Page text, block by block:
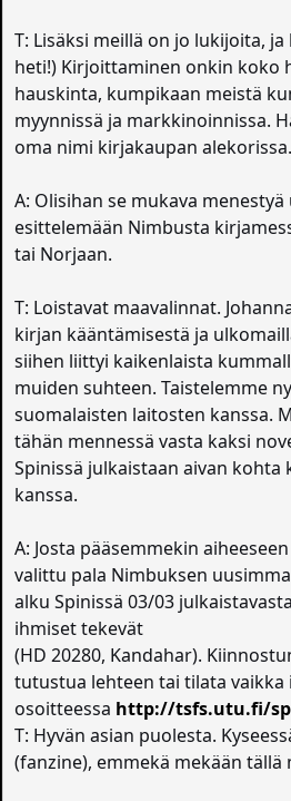
T: Lisäksi meillä on jo lukijoita,
heti!) Kirjoittaminen onkin koko
hauskinta, kumpikaan meistä
myynnissä ja markkinoinnissa.
oma nimi kirjakaupan alekorissa.
A: Olisihan se mukava
esittelemään Nimbusta
tai Norjaan.
T: Loistavat maavalinnat.
kirjan kääntämisestä ja
siihen liittyi kaikenlaista
muiden suhteen. Taistelemme
suomalaisten laitosten kanssa.
tähän mennessä vasta kaksi
Spinissä julkaistaan aivan kohta
kanssa.
A: Josta pääsemmekin
valittu pala Nimbuksen
alku Spinissä 03/03
ihmiset tekevät
(HD 20280, Kandahar).
tutustua lehteen tai tilata
osoitteessa http://tsfs.utu.fi/
T: Hyvän asian puolesta.
(fanzine), emmekä mekään tällä